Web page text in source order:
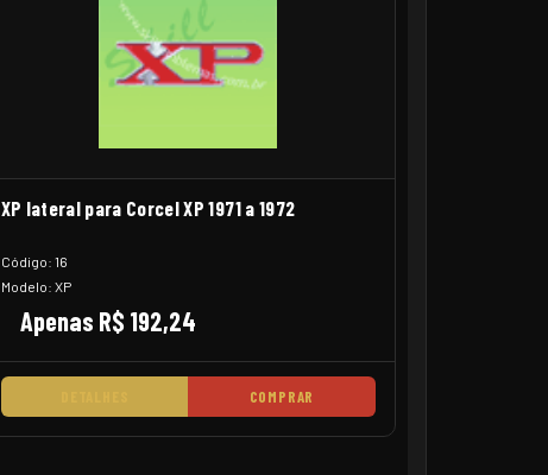
XP lateral para Corcel XP 1971 a 1972
Código: 16
Modelo: XP
Apenas R$ 192,24
COMPRAR